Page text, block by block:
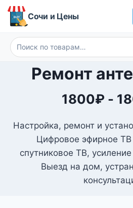
Перейти
Сочи и Цены
Искать:
Ремонт
1800₽ -
Настройка, ремонт и
Цифровое эфирное ТВ
спутниковое ТВ,
Выезд на дом,